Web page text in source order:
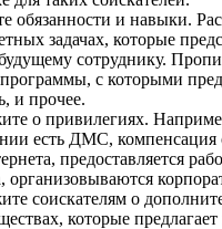
обязанности и навыки.
задачах, которые
сотруднику.
с которыми
и прочее.
о привилегиях.
есть ДМС, компенсация
предоставляется
организовываются
соискателям о
которые